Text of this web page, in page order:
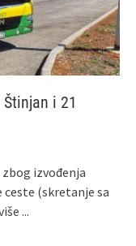
i 21
zbog izvođenja
ceste (skretanje sa
...